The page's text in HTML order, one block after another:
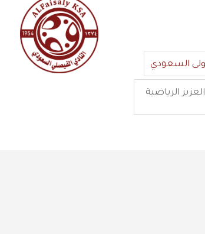
السعودي
الرياضية